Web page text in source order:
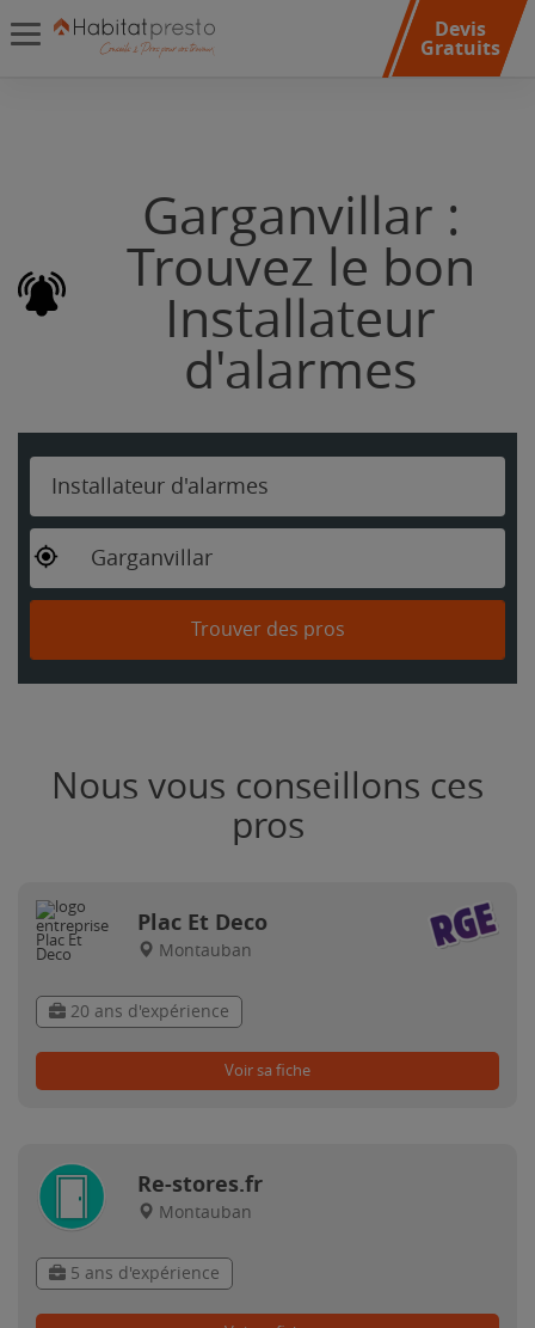
Devis
Gratuits
Garganvillar :
Trouvez le bon
Installateur
d'alarmes
Installateur d'alarmes
Garganvillar
Trouver des pros
Nous vous conseillons ces
pros
Plac Et Deco
Montauban
20 ans d'expérience
Voir sa fiche
Re-stores.fr
Montauban
5 ans d'expérience